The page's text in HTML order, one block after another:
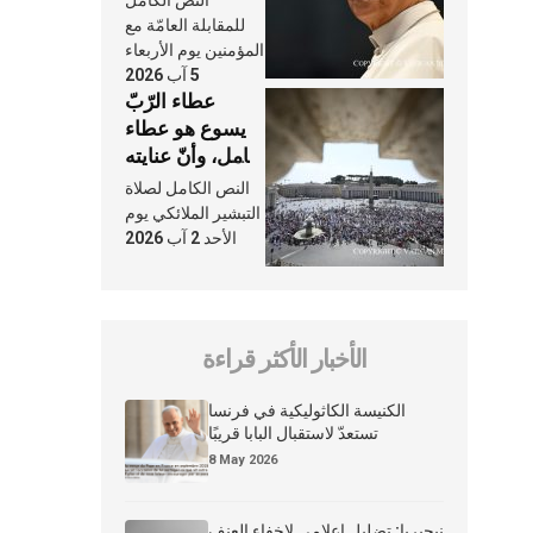
النَّفَس في حياة
الكنيسة
للمقابلة العامّة مع
المؤمنين يوم الأربعاء
5 آب 2026
عطاء الرّبّ
يسوع هو عطاء
شامل، وأنّ عنايته
بنا لا تغيب عنّا
أبدًا
النص الكامل لصلاة
التبشير الملائكي يوم
الأحد 2 آب 2026
الأخبار الأكثر قراءة
الكنيسة الكاثوليكية في فرنسا
تستعدّ لاستقبال البابا قريبًا
8 May 2026